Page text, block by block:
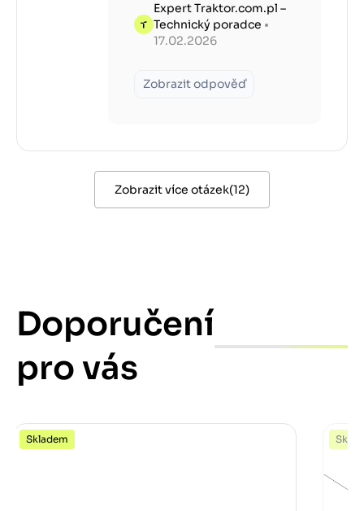
Expert Traktor.com.pl –
Technický poradce •
17.02.2026
Zobrazit odpověď
Zobrazit více otázek(12)
Doporučení
pro vás
Skladem